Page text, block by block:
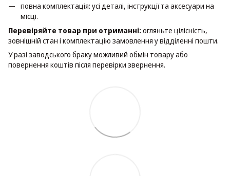
повна комплектація: усі деталі, інструкції та аксесуари на
місці.
Перевіряйте товар при отриманні:огляньте цілісність,
зовнішній стан і комплектацію замовлення у відділенні пошти.
У разі заводського браку можливий обмін товару або
повернення коштів після перевірки звернення.